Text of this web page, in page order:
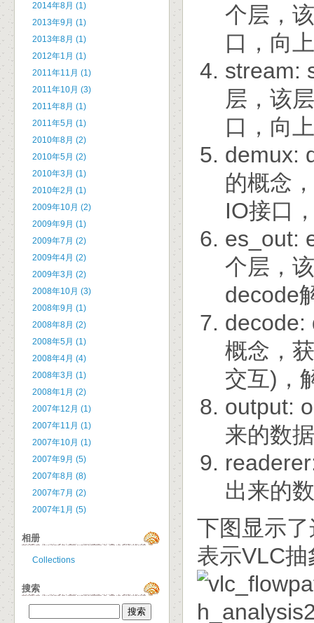
个层，
口，向
stream:
层，该
口，向
demux:
的概念
IO接口
es_out:
个层，
decode
decode:
概念，
交互)，
output:
来的数
出来的
下图显示
表示VLC
2014年8月 (1)
2013年9月 (1)
2013年8月 (1)
2012年1月 (1)
2011年11月 (1)
2011年10月 (3)
2011年8月 (1)
2011年5月 (1)
2010年8月 (2)
2010年5月 (2)
2010年3月 (1)
2010年2月 (1)
2009年10月 (2)
2009年9月 (1)
2009年7月 (2)
2009年4月 (2)
2009年3月 (2)
2008年10月 (3)
2008年9月 (1)
2008年8月 (2)
2008年5月 (1)
2008年4月 (4)
2008年3月 (1)
2008年1月 (2)
2007年12月 (1)
2007年11月 (1)
2007年10月 (1)
2007年9月 (5)
2007年8月 (8)
2007年7月 (2)
2007年1月 (5)
相册
Collections
搜索